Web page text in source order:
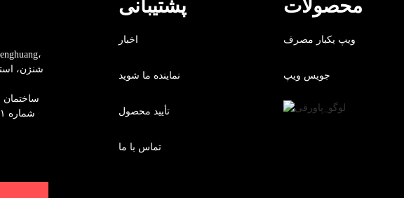
پشتیبانی
اخبار
نماینده ما شوید
تأیید محصول
تماس با ما
محصولات
ویپ یکبار مصرف
جویس ویپ